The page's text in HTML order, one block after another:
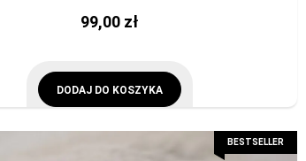
99,00 zł
DODAJ DO KOSZYKA
BESTSELLER